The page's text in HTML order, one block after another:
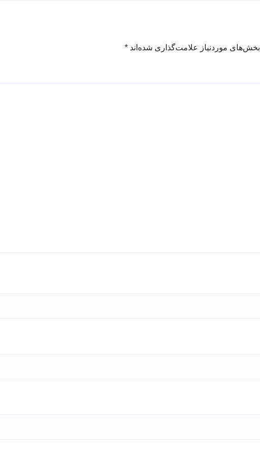
بخش‌های موردنیاز علامت‌گذاری شده‌اند *